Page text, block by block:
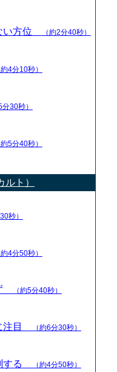
い方位 （約2分40秒）
約4分10秒）
分30秒）
約5分40秒）
ト）
秒）
約4分50秒）
（約5分40秒）
注目 （約6分30秒）
する （約4分50秒）